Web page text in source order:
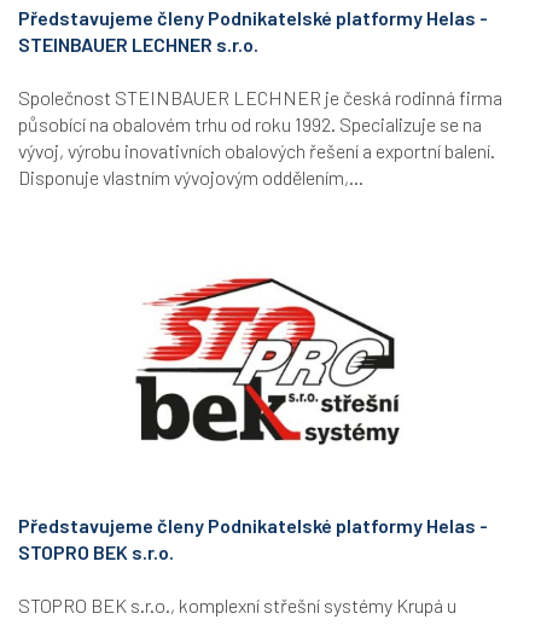
Představujeme členy Podnikatelské platformy Helas -
STEINBAUER LECHNER s.r.o.
Společnost STEINBAUER LECHNER je česká rodinná firma
působící na obalovém trhu od roku 1992. Specializuje se na
vývoj, výrobu inovativních obalových řešení a exportní balení.
Disponuje vlastním vývojovým oddělením,...
Představujeme členy Podnikatelské platformy Helas -
STOPRO BEK s.r.o.
STOPRO BEK s.r.o., komplexní střešní systémy Krupá u